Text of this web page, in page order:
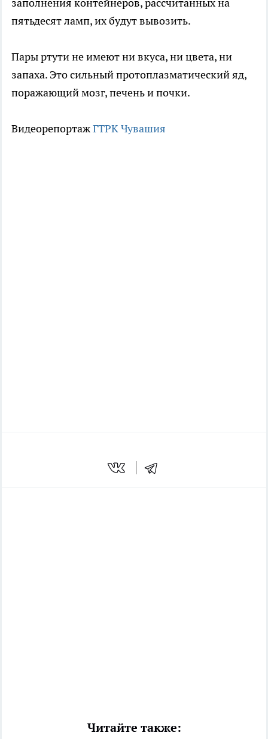
заполнения контейнеров, рассчитанных на
пятьдесят ламп, их будут вывозить.
Пары ртути не имеют ни вкуса, ни цвета, ни
запаха. Это сильный протоплазматический яд,
поражающий мозг, печень и почки.
ВидеорепортажГТРК Чувашия
Читайте также: